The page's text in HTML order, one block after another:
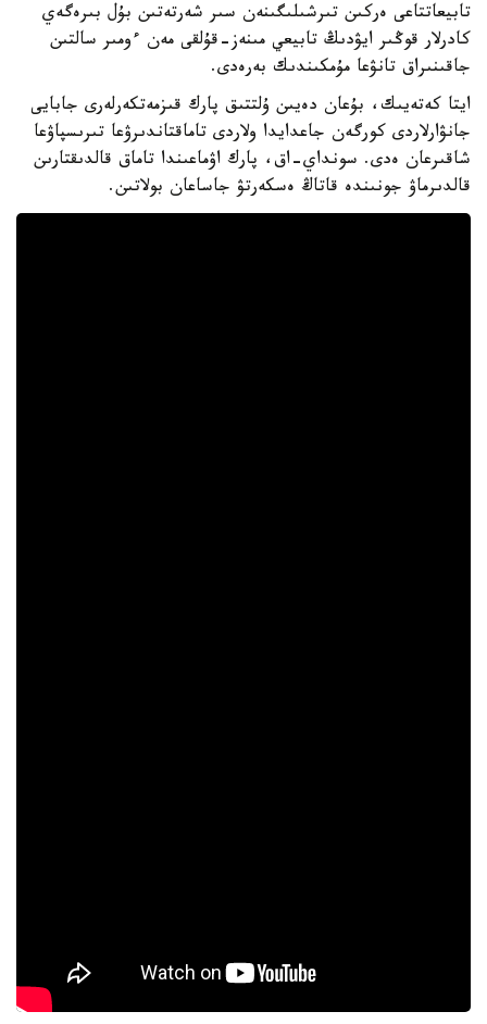
تابيعاتتاعى ەركىن تىرشىلىگىنەن سىر شەرتەتىن بۇل بىرەگەي
كادرلار قوڭىر ايۋدىڭ تابيعي مىنەز-قۇلقى مەن ءومىر سالتىن
جاقىنىراق تانۋعا مۇمكىندىك بەرەدى.
ايتا كەتەيىك، بۇعان دەيىن ۇلتتىق پارك قىزمەتكەرلەرى جابايى
جانۋارلاردى كورگەن جاعدايدا ولاردى تاماقتاندىرۋعا تىرىسپاۋعا
شاقىرعان ەدى. سونداي-اق، پارك اۋماعىندا تاماق قالدىقتارىن
قالدىرماۋ جونىندە قاتاڭ ەسكەرتۋ جاساعان بولاتىن.